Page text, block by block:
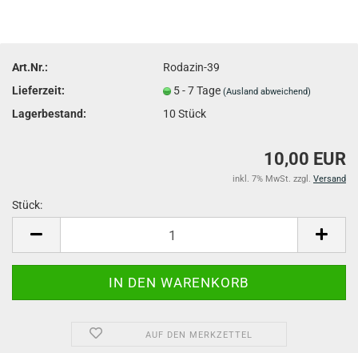
Art.Nr.:
Rodazin-39
Lieferzeit:
5 - 7 Tage(Ausland abweichend)
Lagerbestand: 10Stück
10,00 EUR
inkl. 7% MwSt. zzgl. Versand
Stück:
AUF DEN MERKZETTEL